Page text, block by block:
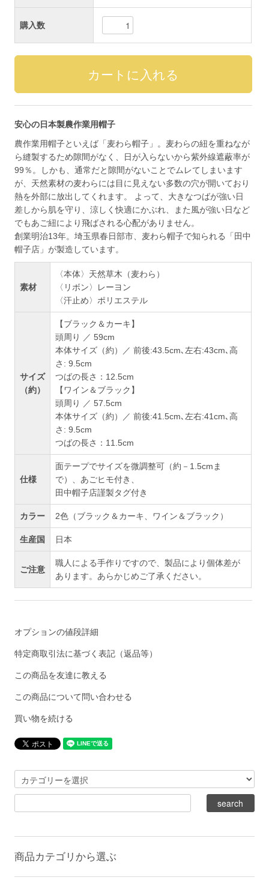
購入数
安心の日本製農作業用帽子
農作業用帽子といえば「麦わら帽子」。麦わらの紐を重ねなが
ら縫製するため隙間がなく、日が入らないから紫外線遮蔽率が
99％。しかも、通常だと隙間がないことでムレてしまいます
が、天然素材の麦わらには目に見えない多数の穴が開いており
熱を外部に放出してくれます。 よって、大きなつばが強い日
差しから肌を守り、涼しく快適にかぶれ、また風が強い日など
でもあご紐により飛ばされる心配がありません。
創業明治13年。埼玉県春日部市、麦わら帽子で知られる「田中
帽子店」が製造しています。
素材
〈本体〉天然草木（麦わら）
〈リボン〉レーヨン
〈汗止め〉ポリエステル
サイズ
（約）
【ブラック＆カーキ】
頭周り ／ 59cm
本体サイズ（約）／ 前後:43.5cm､左右:43cm､高
さ: 9.5cm
つばの長さ：12.5cm
【ワイン＆ブラック】
頭周り ／ 57.5cm
本体サイズ（約）／ 前後:41.5cm､左右:41cm､高
さ: 9.5cm
つばの長さ：11.5cm
仕様
面テープでサイズを微調整可（約－1.5cmま
で）、あごヒモ付き、
田中帽子店謹製タグ付き
カラー 2色（ブラック＆カーキ、ワイン＆ブラック）
生産国 日本
ご注意
職人による手作りですので、製品により個体差が
あります。あらかじめご了承ください。
オプションの値段詳細
特定商取引法に基づく表記（返品等）
この商品を友達に教える
この商品について問い合わせる
買い物を続ける
商品カテゴリから選ぶ